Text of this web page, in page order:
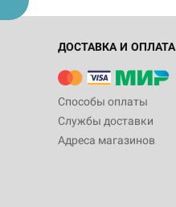
ДОСТАВКА И ОПЛАТА
Способы оплаты
Службы доставки
Адреса магазинов